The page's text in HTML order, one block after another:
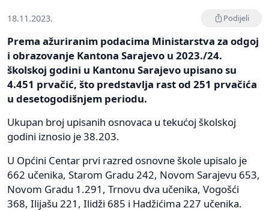
18.11.2023. Podijeli
Prema ažuriranim podacima Ministarstva za odgoj
i obrazovanje Kantona Sarajevo u 2023./24.
školskoj godini u Kantonu Sarajevo upisano su
4.451 prvačić, što predstavlja rast od 251 prvačića
u desetogodišnjem periodu.
Ukupan broj upisanih osnovaca u tekućoj školskoj
godini iznosio je 38.203.
U Općini Centar prvi razred osnovne škole upisalo je
662 učenika, Starom Gradu 242, Novom Sarajevu 653,
Novom Gradu 1.291, Trnovu dva učenika, Vogošći
368, Ilijašu 221, Ilidži 685 i Hadžićima 227 učenika.